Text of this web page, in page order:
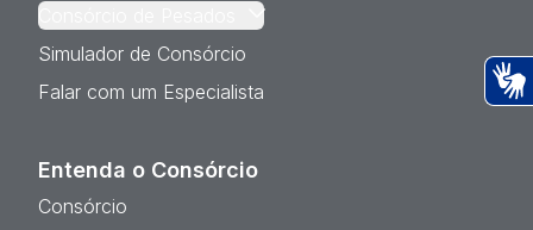
Consórcio de Pesados
Simulador de Consórcio
Falar com um Especialista
Entenda o Consórcio
Consórcio